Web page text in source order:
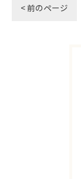
< 前のページ